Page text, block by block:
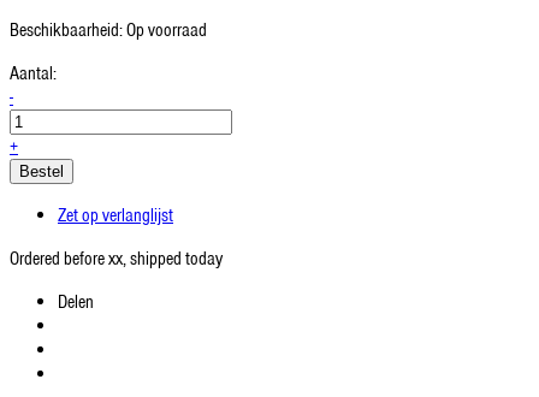
Beschikbaarheid:Op voorraad
Aantal:
-
+
Bestel
Zet op verlanglijst
Ordered before xx, shipped today
Delen